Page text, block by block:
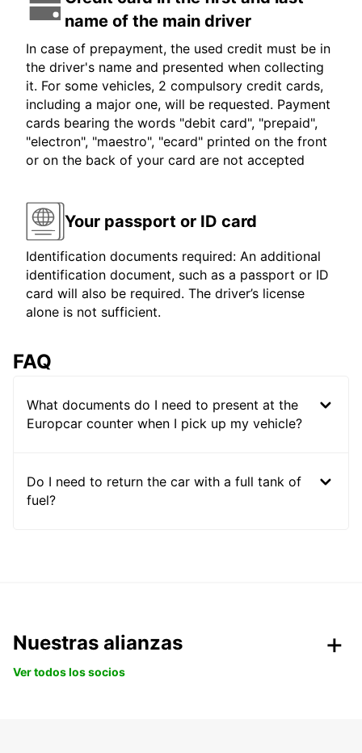
name of the main driver
In case of prepayment, the used credit must be in
the driver's name and presented when collecting
it. For some vehicles, 2 compulsory credit cards,
including a major one, will be requested. Payment
cards bearing the words "debit card", "prepaid",
"electron", "maestro", "ecard" printed on the front
or on the back of your card are not accepted
Your passport or ID card
Identification documents required: An additional
identification document, such as a passport or ID
card will also be required. The driver’s license
alone is not sufficient.
FAQ
What documents do I need to present at the
Europcar counter when I pick up my vehicle?
Do I need to return the car with a full tank of
fuel?
Nuestras alianzas
Ver todos los socios